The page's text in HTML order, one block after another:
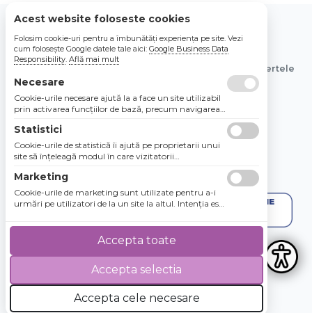
© 2026 Bebe Nou Online Store SRL
Toate preturile sunt exprimate in lei si includ tva. Ofertele
sunt valabile in limita stocului disponibil.
4.8 / 5 ★★★★★
Acest website foloseste cookies
Folosim cookie-uri pentru a îmbunătăți experiența pe site. Vezi
cum folosește Google datele tale aici: Google Business Data
Responsibility. Află mai mult
Necesare
Cookie-urile necesare ajută la a face un site utilizabil
prin activarea funcţiilor de bază, precum navigarea
Site-ul nu poate funcţiona corespunzător fără aceste
cookie-uri.
Statistici
Cookie-urile de statistică îi ajută pe proprietarii unui
site să înţeleagă modul în care vizitatorii
raportarea informaţiilor în mod anonim.
Marketing
Cookie-urile de marketing sunt utilizate pentru a-i
urmări pe utilizatori de la un site la altul. Intenţia este
utilizatorii individuali, aşadar ele sunt mai valoroase
pentru agenţiile de puiblicitate şi părţile terţe care se
Accepta cele necesare
Accepta selectia
Accepta toate